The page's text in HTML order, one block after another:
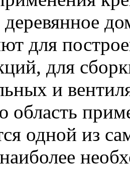
деревянное
для
для
и
одной из